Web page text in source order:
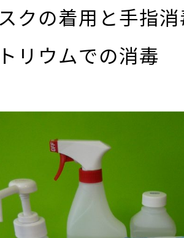
クの着用と手指
リウムでの消毒